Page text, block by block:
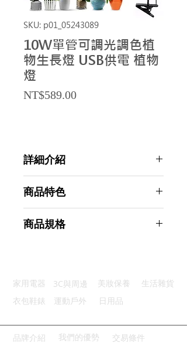
SKU: p01_05243089
10W單管可調光調色植
物生長燈 USB供電 植物
燈
NT$589.00Price
詳細介紹
商品特色
多種功能：亮度/模式/定時/開關
商品規格
主要材質：ABS
商品尺寸：36.5*14.5*8cm
產地名稱：中國大陸
代理商：亞桓有限公司
家用電器 3C與周邊 美妝保養
生活雜貨
衣包鞋錶
運動戶外 日用品
品牌介紹 我們的優勢 交易條件